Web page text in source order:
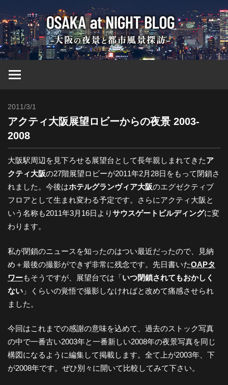
ン
テ
ン
ツ
大
阪
ブ
ロ
グ
-
大
の
夜
2011/3/1
アクティ大阪展望ロビーからの夜景 2003-
2008
大阪駅周辺を見下ろせる展望台として長年親しまれてきたア
クティ大阪の27階展望ロビーが2011年2月28日をもって閉鎖さ
れました。今後はホテルグランヴィア大阪のエグゼクティブ
フロアとして生まれ変わる予定です。さらにアクティ大阪と
いう名称も2011年3月16日よりサウスゲートビルディングに変
わります。
私が閉鎖のニュースを知ったのはつい最近だったので、見納
め＋最後の撮影ができず非常に残念です。先日書いたOAPタ
ワーもそうですが、展望台では「いつ閉鎖されてもおかしく
ない 」くらいの覚悟で撮影しなければと改めて痛感させられ
ました。
今回はこれまでの感謝の意味を込めて、過去のストック写真
の中で一番古い2003年と一番新しい2008年の夜景写真を同じ
構図になるように編集して掲載します。全て上が2003年、下
が2008年です。ぜひ別々に開いて比較してみて下さい。